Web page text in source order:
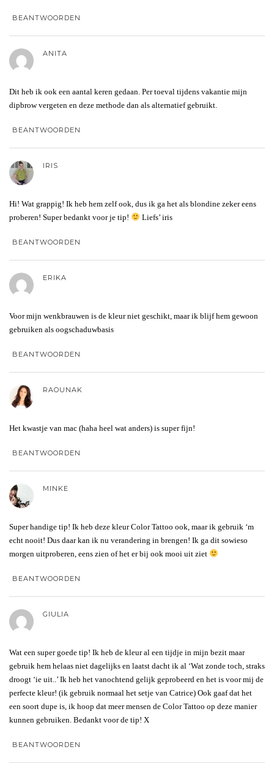
BEANTWOORDEN
ANITA
Dit heb ik ook een aantal keren gedaan. Per toeval tijdens vakantie mijn
dipbrow vergeten en deze methode dan als alternatief gebruikt.
BEANTWOORDEN
IRIS
Hi! Wat grappig! Ik heb hem zelf ook, dus ik ga het als blondine zeker eens
proberen! Super bedankt voor je tip!
Liefs’ iris
BEANTWOORDEN
ERIKA
Voor mijn wenkbrauwen is de kleur niet geschikt, maar ik blijf hem gewoon
gebruiken als oogschaduwbasis
BEANTWOORDEN
RAOUNAK
Het kwastje van mac (haha heel wat anders) is super fijn!
BEANTWOORDEN
MINKE
Super handige tip! Ik heb deze kleur Color Tattoo ook, maar ik gebruik ‘m
echt nooit! Dus daar kan ik nu verandering in brengen! Ik ga dit sowieso
morgen uitproberen, eens zien of het er bij ook mooi uit ziet
BEANTWOORDEN
GIULIA
Wat een super goede tip! Ik heb de kleur al een tijdje in mijn bezit maar
gebruik hem helaas niet dagelijks en laatst dacht ik al ‘Wat zonde toch, straks
droogt ‘ie uit..’ Ik heb het vanochtend gelijk geprobeerd en het is voor mij de
perfecte kleur! (ik gebruik normaal het setje van Catrice) Ook gaaf dat het
een soort dupe is, ik hoop dat meer mensen de Color Tattoo op deze manier
kunnen gebruiken. Bedankt voor de tip! X
BEANTWOORDEN